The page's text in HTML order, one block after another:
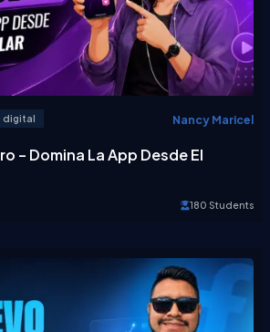
digital Nancy Maricel
– Domina La App Desde El
180 Students